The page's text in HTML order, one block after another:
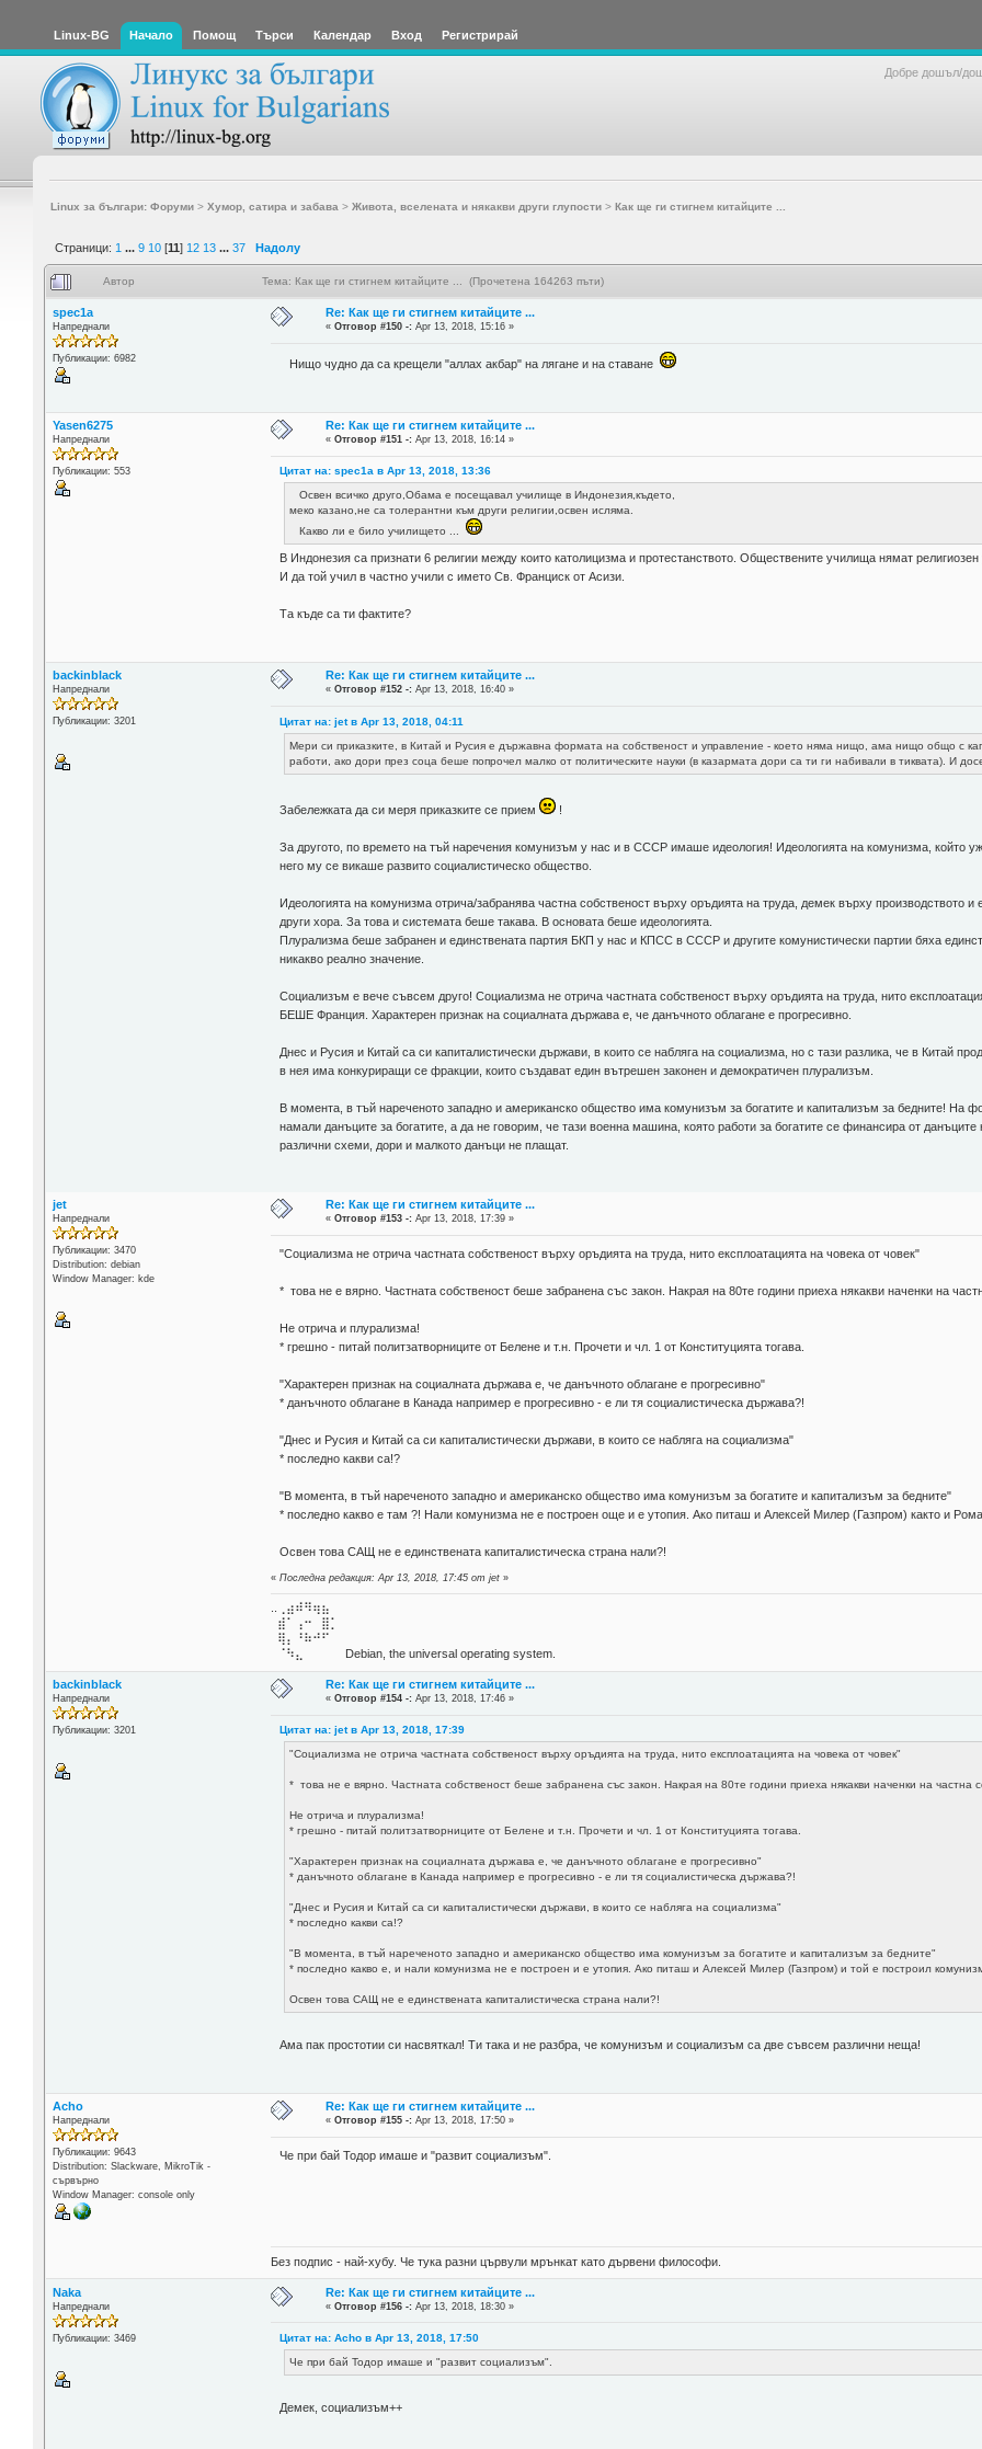
Linux-BG Начало Помощ Търси Календар Вход Регистрирай
Добре дошъл/
Linux за българи: Форуми> Хумор, сатира и забава > Живота, вселената и някакви други глупости> Как ще ги стигнем китайците ...
Страници: 1 ... 9 10 [11] 12 13 ... 37 Надолу
Автор Тема: Как ще ги стигнем китайците ... (Прочетена 164263 пъти)
spec1a
Напреднали
Публикации: 6982
Re: Как ще ги стигнем китайците ...
«Отговор #150 -: Apr 13, 2018, 15:16 »
Нищо чудно да са крещели "aллах aкбaр" на лягане и на ставане
Yasen6275
Напреднали
Публикации: 553
Re: Как ще ги стигнем китайците ...
«Отговор #151 -: Apr 13, 2018, 16:14 »
Цитат на: spec1a в Apr 13, 2018, 13:36
Освен всичко друго,Обама е посещавал училище в Индонезия,където,
меко казано,не са толерантни към други религии,освен исляма.
Какво ли е било училището ...
В Индонезия са признати 6 религии между които католицизма и протестанството. Обществените училища нямат
И да той учил в частно учили с името Св. Франциск от Асизи.
Та къде са ти фактите?
backinblack
Напреднали
Публикации: 3201
Re: Как ще ги стигнем китайците ...
«Отговор #152 -: Apr 13, 2018, 16:40 »
Цитат на: jet в Apr 13, 2018, 04:11
Мери си приказките, в Китай и Русия е държавна формата на собственост и управление - което няма нищо, ама нищо общо с
работи, ако дори през соца беше попрочел малко от политическите науки (в казармата дори са ти ги набивали в тиквата). И
Забележката да си меря приказките се прием !
За другото, по времето на тъй наречения комунизъм у нас и в СССР имаше идеология! Идеологията на комунизма, който
него му се викаше развито социалистическо общество.
Идеологията на комунизма отрича/забранява частна собственост върху оръдията на труда, демек върху производството
други хора. За това и системата беше такава. В основата беше идеологията.
Плурализма беше забранен и единствената партия БКП у нас и КПСС в СССР и другите комунистически партии бяха
никакво реално значение.
Социализъм е вече съвсем друго! Социализма не отрича частната собственост върху оръдията на труда, нито
БЕШЕ Франция. Характерен признак на социалната държава е, че данъчното облагане е прогресивно.
Днес и Русия и Китай са си капиталистически държави, в които се набляга на социализма, но с тази разлика, че в Китай
в нея има конкуриращи се фракции, които създават един вътрешен законен и демократичен плурализъм.
В момента, в тъй нареченото западно и американско общество има комунизъм за богатите и капитализъм за бедните! На
намали данъците за богатите, а да не говорим, че тази военна машина, която работи за богатите се финансира от
различни схеми, дори и малкото данъци не плащат.
jet
Напреднали
Публикации: 3470
Distribution: debian
Window Manager: kde
Re: Как ще ги стигнем китайците ...
«Отговор #153 -: Apr 13, 2018, 17:39 »
"Социализма не отрича частната собственост върху оръдията на труда, нито експлоатацията на човека от човек"
* това не е вярно. Частната собственост беше забранена със закон. Накрая на 80те години приеха някакви наченки на
Не отрича и плурализма!
* грешно - питай политзатворниците от Белене и т.н. Прочети и чл. 1 от Конституцията тогава.
"Характерен признак на социалната държава е, че данъчното облагане е прогресивно"
* данъчното облагане в Канада например е прогресивно - е ли тя социалистическа държава?!
"Днес и Русия и Китай са си капиталистически държави, в които се набляга на социализма"
* последно какви са!?
"В момента, в тъй нареченото западно и американско общество има комунизъм за богатите и капитализъм за бедните"
* последно какво е там ?! Hали комунизма не е построен още и е утопия. Ако питаш и Алексей Милер (Газпром) както и
Освен това САЩ не е единствената капиталистическа страна нали?!
«Последна редакция: Apr 13, 2018, 17:45 от jet »
..⢀⣴⠾⠻⢶⣦⠀
⣾⠁⢠⠒⠀⣿⡁
⢿⡄⠘⠷⠚⠋
⠈⠳⣄⠀⠀⠀⠀ Debian, the universal operating system.
backinblack
Напреднали
Публикации: 3201
Re: Как ще ги стигнем китайците ...
«Отговор #154 -: Apr 13, 2018, 17:46 »
Цитат на: jet в Apr 13, 2018, 17:39
"Социализма не отрича частната собственост върху оръдията на труда, нито експлоатацията на човека от човек"
* това не е вярно. Частната собственост беше забранена със закон. Накрая на 80те години приеха някакви наченки на частна
Не отрича и плурализма!
* грешно - питай политзатворниците от Белене и т.н. Прочети и чл. 1 от Конституцията тогава.
"Характерен признак на социалната държава е, че данъчното облагане е прогресивно"
* данъчното облагане в Канада например е прогресивно - е ли тя социалистическа държава?!
"Днес и Русия и Китай са си капиталистически държави, в които се набляга на социализма"
* последно какви са!?
"В момента, в тъй нареченото западно и американско общество има комунизъм за богатите и капитализъм за бедните"
* последно какво е, и нали комунизма не е построен и е утопия. Ако питаш и Алексей Милер (Газпром) и той е построил
Освен това САЩ не е единствената капиталистическа страна нали?!
Ама пак простотии си насвяткал! Ти така и не разбра, че комунизъм и социализъм са две съвсем различни неща!
Acho
Напреднали
Публикации: 9643
Distribution: Slackware, MikroTik -
сървърно
Window Manager: console only
Re: Как ще ги стигнем китайците ...
«Отговор #155 -: Apr 13, 2018, 17:50 »
Че при бай Тодор имаше и "развит социализъм".
Без подпис - най-хубу. Че тука разни цървули мрънкат като дървени философи.
Naka
Напреднали
Публикации: 3469
Re: Как ще ги стигнем китайците ...
«Отговор #156 -: Apr 13, 2018, 18:30 »
Цитат на: Acho в Apr 13, 2018, 17:50
Че при бай Тодор имаше и "развит социализъм".
Демек, социализъм++